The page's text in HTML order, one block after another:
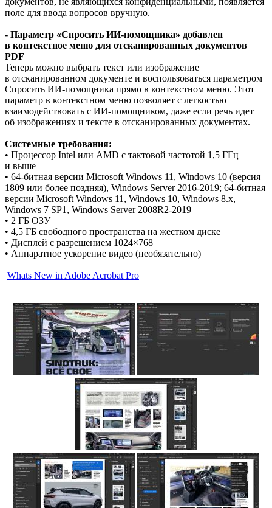
поле для ввода вопросов вручную.
- Параметр «Спросить ИИ-помощника» добавлен
в контекстное меню для отсканированных документов
PDF
Теперь можно выбрать текст или изображение
в отсканированном документе и воспользоваться параметром
Спросить ИИ-помощника прямо в контекстном меню. Этот
параметр в контекстном меню позволяет с легкостью
взаимодействовать с ИИ-помощником, даже если речь идет
об изображениях и тексте в отсканированных документах.
Системные требования:
• Процессор Intel или AMD с тактовой частотой 1,5 ГГц
и выше
• 64-битная версии Microsoft Windows 11, Windows 10 (версия
1809 или более поздняя), Windows Server 2016-2019; 64-битная
версии Microsoft Windows 11, Windows 10, Windows 8.x,
Windows 7 SP1, Windows Server 2008R2-2019
• 2 ГБ ОЗУ
• 4,5 ГБ свободного пространства на жестком диске
• Дисплей с разрешением 1024×768
• Аппаратное ускорение видео (необязательно)
Whats New in Adobe Acrobat Pro